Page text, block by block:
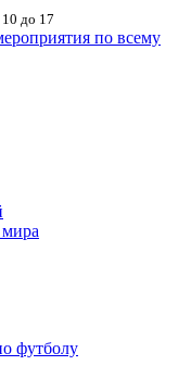
до 17
по всему
футболу